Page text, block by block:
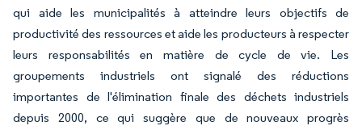
qui aide les municipalités à atteindre leurs objectifs de
productivité des ressources et aide les producteurs à respecter
leurs responsabilités en matière de cycle de vie. Les
groupements industriels ont signalé des réductions
importantes de l'élimination finale des déchets industriels
depuis 2000, ce qui suggère que de nouveaux progrès